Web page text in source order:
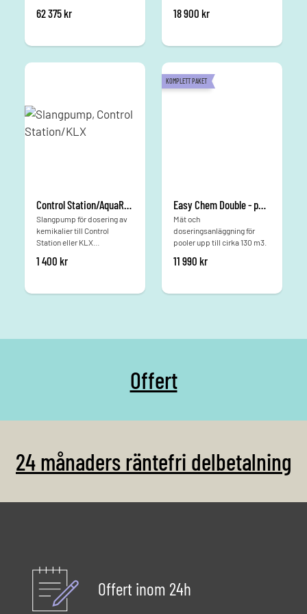
sex personer kombinerar en
insida i glasfiber. Tack vare
bara 1,5–2 timmar. Det
innebär att du förbrukar
mindre ved och snabbare
året runt.
62 375kr
känns mjukare och är
18 900 kr
Control Station/AquaRite - Slangpump
Slangpump för dosering av
kemikalier till Control
Station eller KLX
1 400 kr
KOMPLETT PAKET
Easy Chem Double - pH & Redox
Mät och
doseringsanläggning för
pooler upp till cirka 130 m3.
11 990 kr
Offert
24 månaders räntefri delbetalning
Offert inom 24h